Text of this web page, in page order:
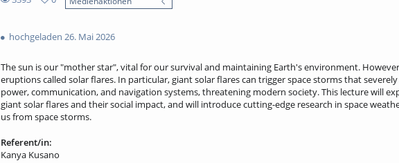
views
hochgeladen 26. Mai 2026
The sun is our "mother star", vital for our survival and maintaining Earth's environment.
eruptions called solar flares. In particular, giant solar flares can trigger space storms that
power, communication, and navigation systems, threatening modern society. This lecture will
giant solar flares and their social impact, and will introduce cutting-edge research in space
us from space storms.
Referent/in:
Kanya Kusano